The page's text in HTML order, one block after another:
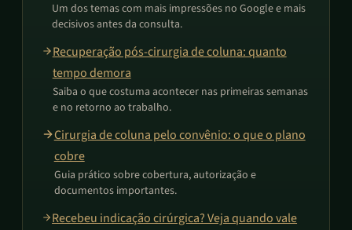
Um dos temas com mais impressões no Google e mais
decisivos antes da consulta.
Recuperação pós-cirurgia de coluna: quanto
tempo demora
Saiba o que costuma acontecer nas primeiras semanas
e no retorno ao trabalho.
Cirurgia de coluna pelo convênio: o que o plano
cobre
Guia prático sobre cobertura, autorização e
documentos importantes.
Recebeu indicação cirúrgica? Veja quando vale